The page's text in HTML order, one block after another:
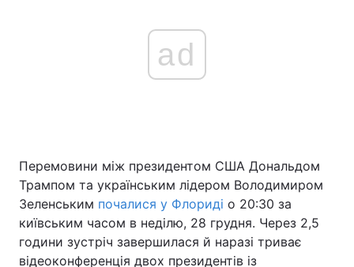
Головна Війна
Україна Політика
Економіка Світ
ad
Перемовини між президентом США Дональдом
Трампом та українським лідером Володимиром
Зеленським почалися у Флориді о 20:30 за
київським часом в неділю, 28 грудня. Через 2,5
години зустріч завершилася й наразі триває
відеоконференція двох президентів із